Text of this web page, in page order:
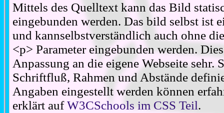
Mittels des Quelltext kann das Bild
eingebunden werden. Das bild selbst ist
und kannselbstverständlich auch ohne
<p> Parameter eingebunden werden.
Anpassung an die eigene Webseite sehr.
Schriftfluß, Rahmen und Abstände
Angaben eingestellt werden können
erklärt aufW3CSchools im CSS Teil.